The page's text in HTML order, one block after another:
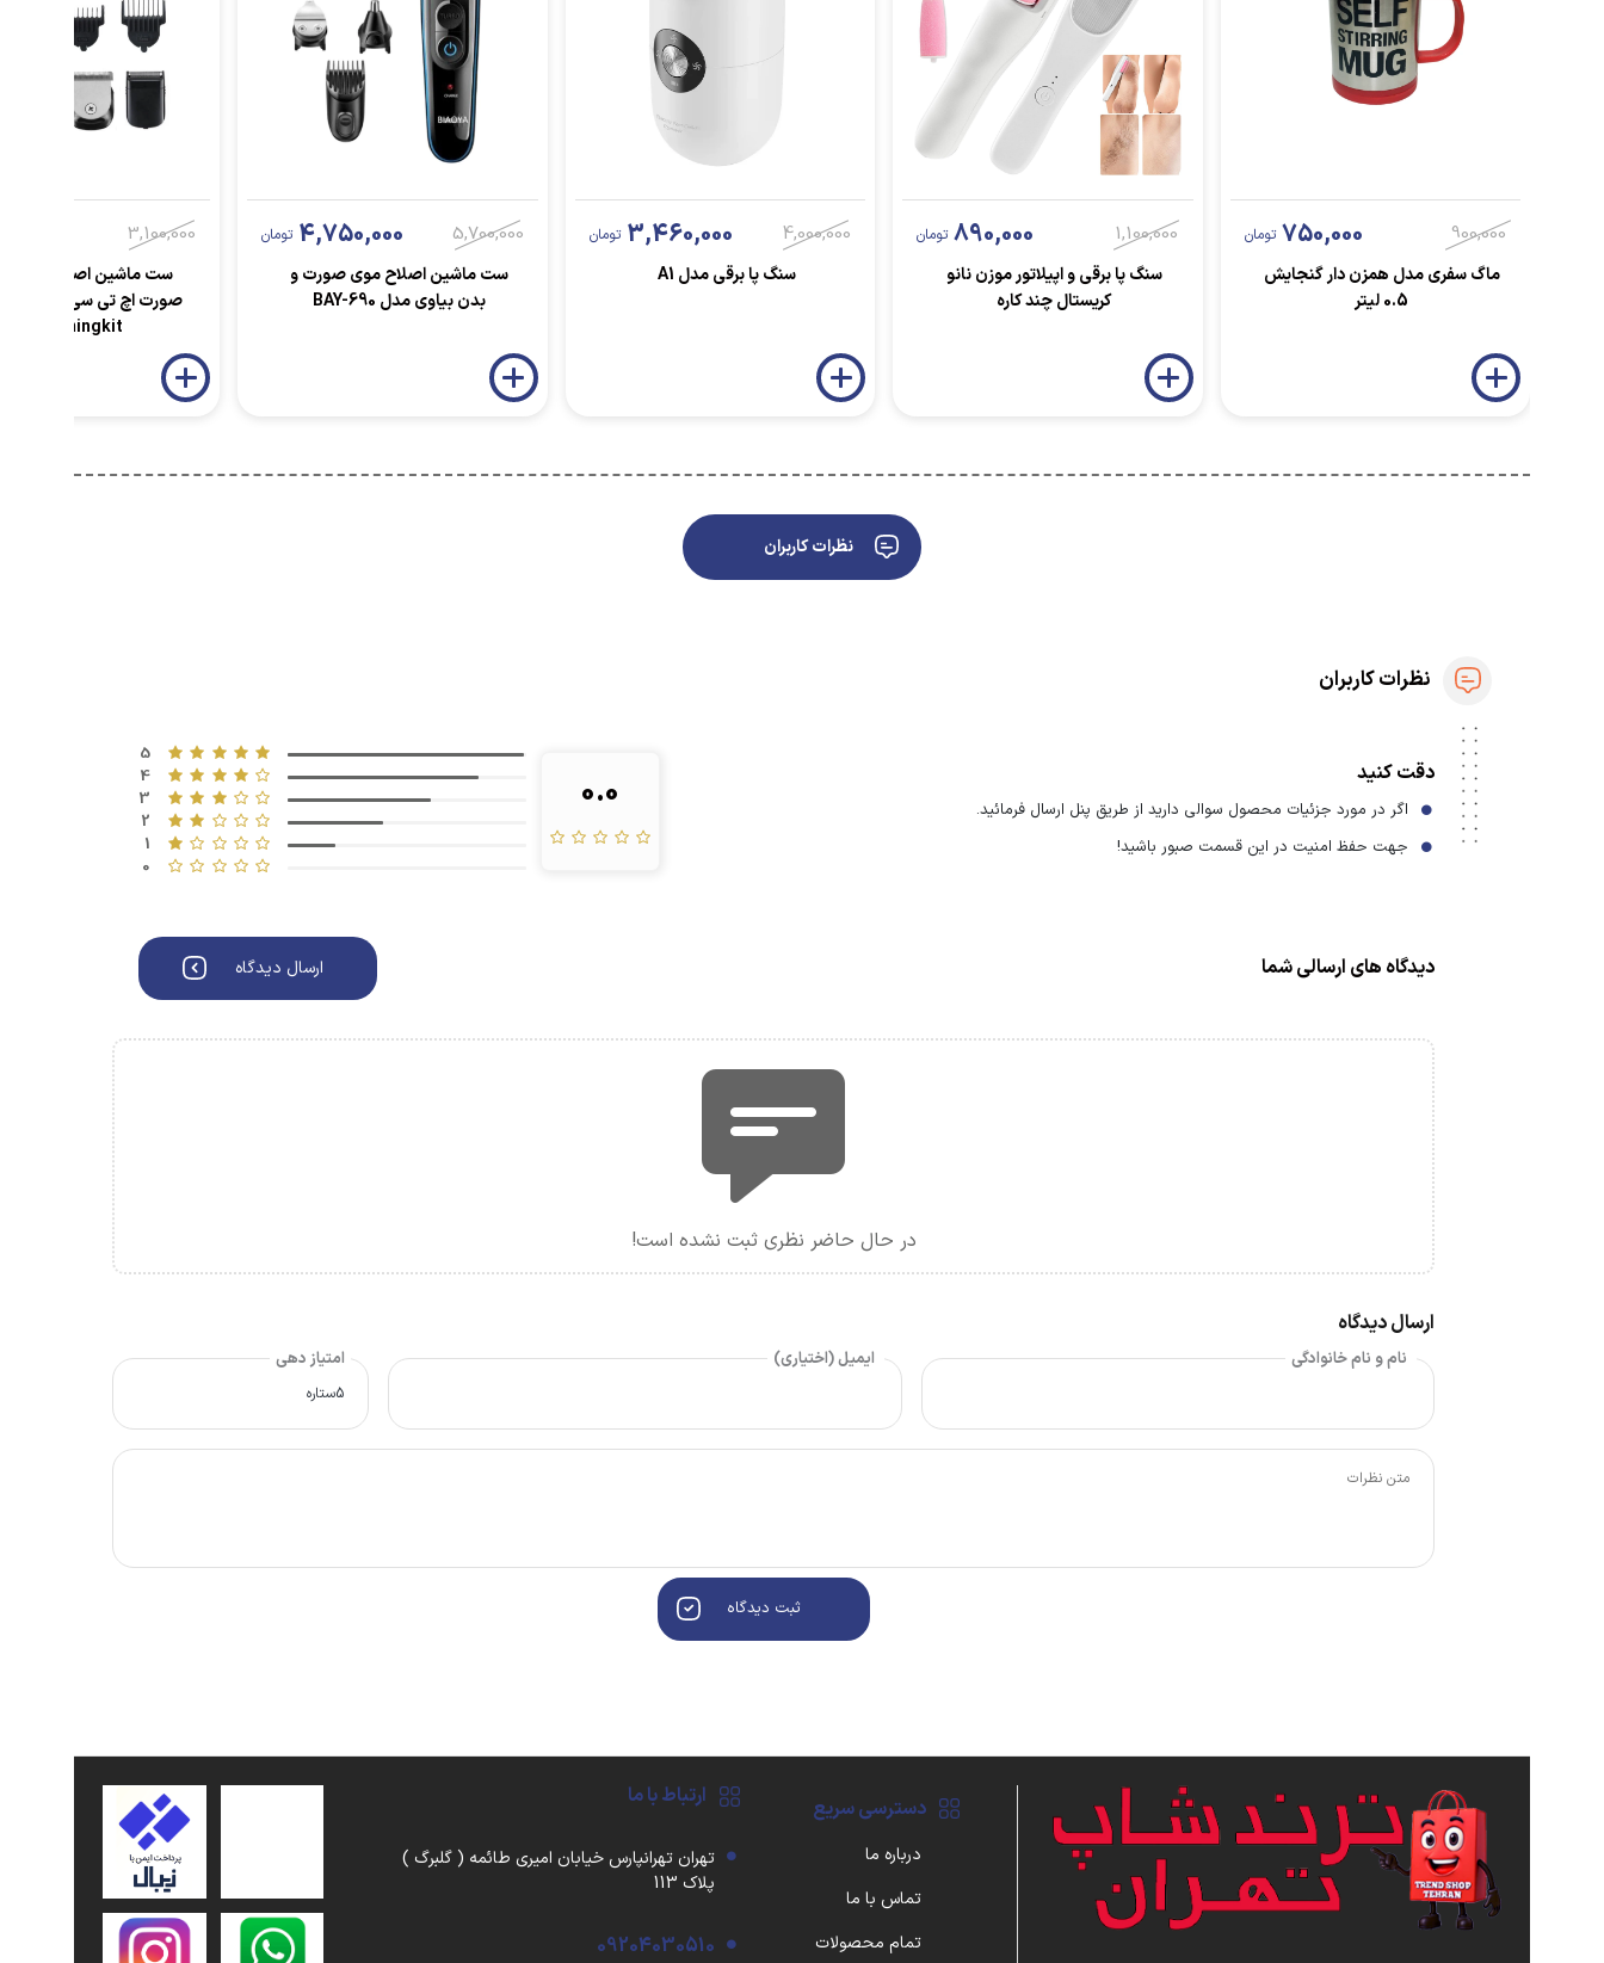
900,000
750,000 تومان
ماگ سفری مدل همزن دار گنجایش
0.5 لیتر
1,100,000
890,000 تومان
سنگ پا برقی و اپیلاتور موزن نانو
کریستال چند کاره
4,000,000
3,460,000 تومان
سنگ پا برقی مدل A1
5,700,000
4,750,000 تومان
ست ماشین اصلاح موی صورت و
بدن بیاوی مدل BAY-690
3,100,000
ست ماشین اصلاح موی
Groomingkit
نظرات کاربران
نظرات کاربران
دقت کنید
اگر در مورد جزئیات محصول سوالی دارید از طریق پنل ارسال فرمائید.
جهت حفظ امنیت در این قسمت صبور باشید!
0.0
5
4
3
2
1
0
دیدگاه های ارسالی شما ارسال دیدگاه
در حال حاضر نظری ثبت نشده است!
ارسال دیدگاه
نام و نام خانوادگی ایمیل (اختیاری) امتیاز دهی
ثبت دیدگاه
دسترسی سریع
درباره ما
تماس با ما
تمام محصولات
ارتباط با ما
تهران تهرانپارس خیابان امیری طائمه ( گلبرگ )
پلاک 113
09204030510